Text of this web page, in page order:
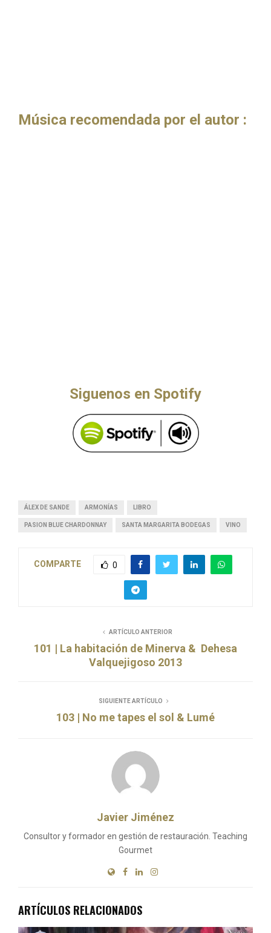
Música recomendada por el autor :
Siguenos en Spotify
ÁLEX DE SANDE ARMONÍAS LIBRO
PASION BLUE CHARDONNAY SANTA MARGARITA BODEGAS VINO
COMPARTE 0
ARTÍCULO ANTERIOR
101 | La habitación de Minerva & Dehesa
Valquejigoso 2013
SIGUIENTE ARTÍCULO
103 | No me tapes el sol & Lumé
Javier Jiménez
Consultor y formador en gestión de restauración. Teaching
Gourmet
ARTÍCULOS RELACIONADOS